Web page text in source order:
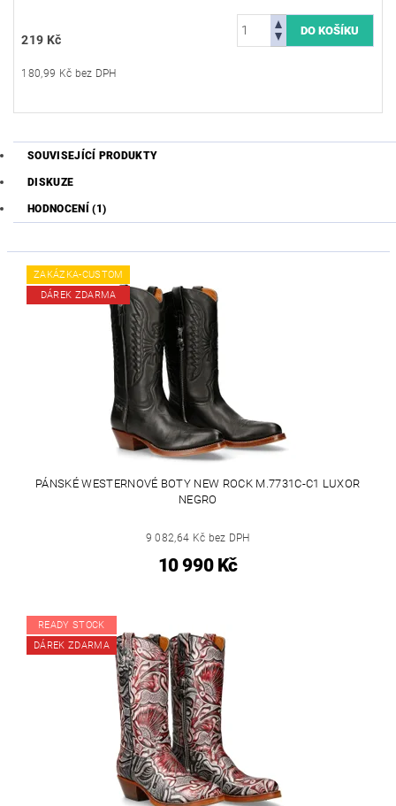
219 Kč
180,99 Kč bez DPH
SOUVISEJÍCÍ PRODUKTY
DISKUZE
HODNOCENÍ (1)
ZAKÁZKA-CUSTOM
DÁREK ZDARMA
PÁNSKÉ WESTERNOVÉ BOTY NEW ROCK M.7731C-C1 LUXOR
NEGRO
9 082,64 Kč bez DPH
10 990 Kč
READY STOCK
DÁREK ZDARMA